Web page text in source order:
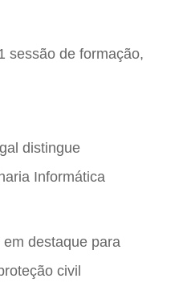
sessão de formação,
distingue
Informática
destaque para
civil